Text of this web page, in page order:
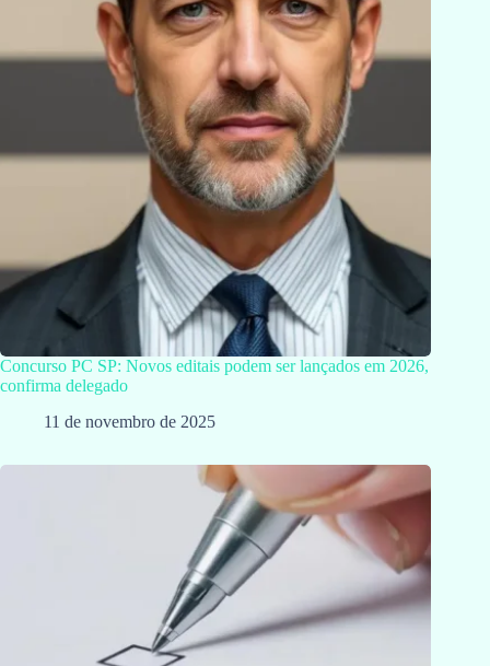
Concurso PC SP: Novos editais podem ser lançados em 2026,
confirma delegado
11 de novembro de 2025